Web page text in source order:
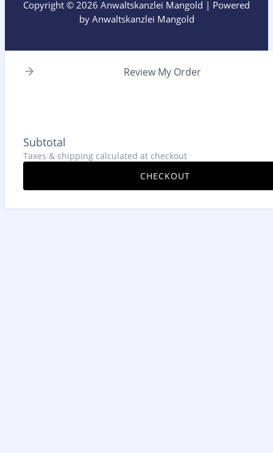
Copyright © 2026 Anwaltskanzlei Mangold | Powered
by Anwaltskanzlei Mangold
Review My Order
Subtotal
Taxes & shipping calculated at checkout
CHECKOUT